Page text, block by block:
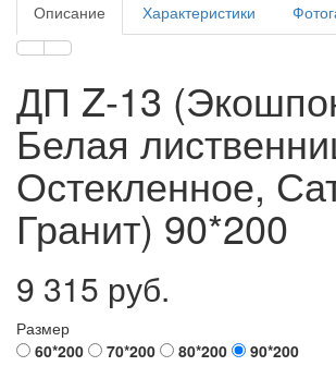
Описание Характеристики
ДП Z-13
Белая
Остекленное,
Гранит) 90*200
9 315 руб.
Размер
60*200
70*200 80*200
90*200